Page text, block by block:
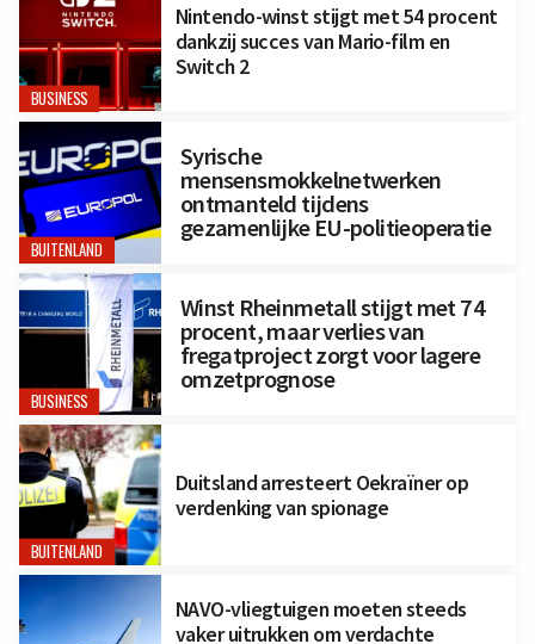
BUSINESS
Nintendo-winst stijgt met 54 procent
dankzij succes van Mario-film en
Switch 2
BUITENLAND
Syrische
mensensmokkelnetwerken
ontmanteld tijdens
gezamenlijke EU-politieoperatie
BUSINESS
Winst Rheinmetall stijgt met 74
procent, maar verlies van
fregatproject zorgt voor lagere
omzetprognose
BUITENLAND
Duitsland arresteert Oekraïner op
verdenking van spionage
NAVO-vliegtuigen moeten steeds
vaker uitrukken om verdachte